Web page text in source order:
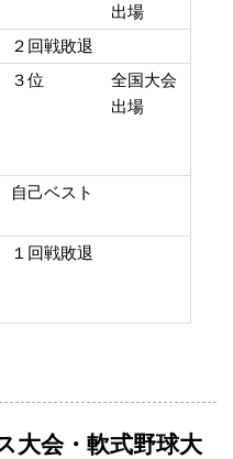
出場
２回戦敗退
３位
全国大会
出場
自己ベスト
１回戦敗退
大会・軟式野球大